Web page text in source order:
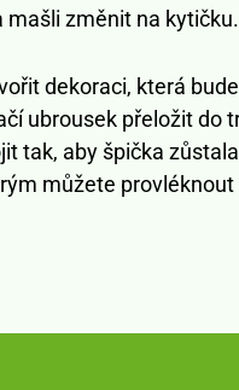
mašli změnit na kytičku.
dekoraci, která
ubrousek přeložit do
tak, aby špička
můžete